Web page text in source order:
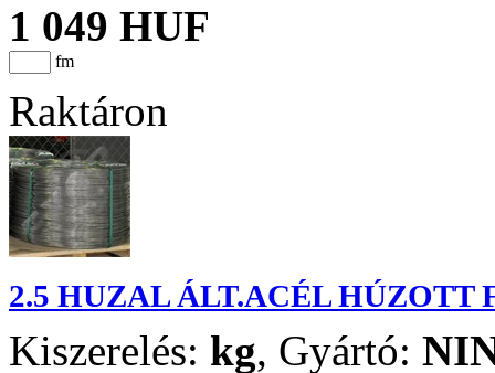
1 049 HUF
fm
Raktáron
2.5 HUZAL ÁLT.ACÉL HÚZOTT
Kiszerelés: kg, Gyártó: